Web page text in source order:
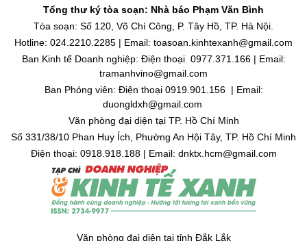
Tổng thư ký tòa soạn: Nhà báo Phạm Văn Bình
Tòa soạn: Số 120, Võ Chí Công, P. Tây Hồ, TP. Hà Nội.
Hotline: 024.2210.2285 | Email: toasoan.kinhtexanh@gmail.com
Ban Kinh tế Doanh nghiệp: Điện thoại 0977.371.166 | Email:
tramanhvino@gmail.com
Ban Phóng viên: Điện thoại 0919.901.156 | Email:
duongldxh@gmail.com
Văn phòng đại diện tại TP. Hồ Chí Minh
Số 331/38/10 Phan Huy Ích, Phường An Hội Tây, TP. Hồ Chí Minh
Điện thoại: 0918.918.188 | Email: dnktx.hcm@gmail.com
Văn phòng đại diện tại tỉnh Đắk Lắk